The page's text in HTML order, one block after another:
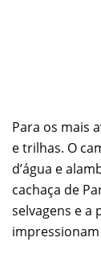
Para os mais
e trilhas. O
d’água e
cachaça de
selvagens e a